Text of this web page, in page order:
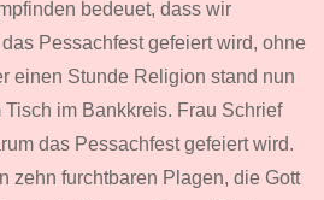
bedeuet, dass wir
Pessachfest gefeiert wird, ohne
einen Stunde Religion stand nun
im Bankkreis. Frau Schrief
das Pessachfest gefeiert wird.
zehn furchtbaren Plagen, die Gott